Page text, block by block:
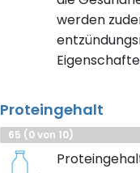
werden
Proteingehalt
65 (0 von 10)